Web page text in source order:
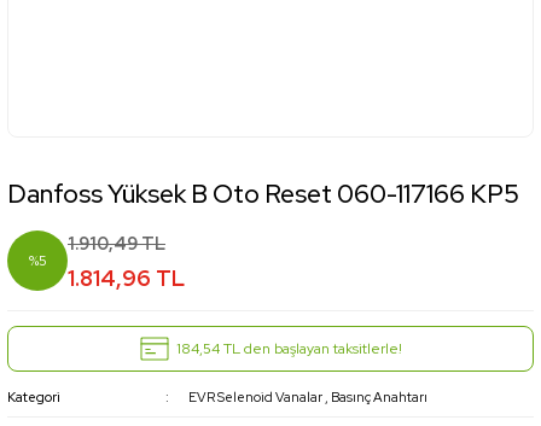
Danfoss Yüksek B Oto Reset 060-117166 KP5
%5
1.910,49 TL
1.814,96 TL
184,54 TL den başlayan taksitlerle!
Kategori EVR Selenoid Vanalar , Basınç Anahtarı